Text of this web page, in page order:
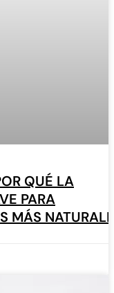
QUÉ LA
PARA
MÁS